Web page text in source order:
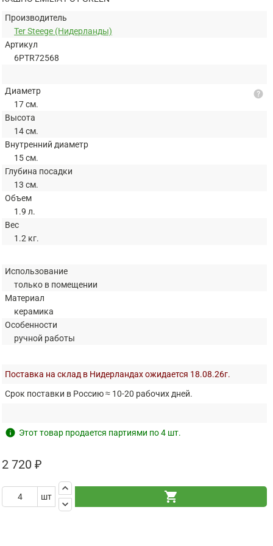
Производитель
Ter Steege (Нидерланды)
Артикул
6PTR72568
Диаметр
17 см.
Высота
14 см.
Внутренний диаметр
15 см.
Глубина посадки
13 см.
Объем
1.9 л.
Вес
1.2 кг.
help
Использование
только в помещении
Материал
керамика
Особенности
ручной работы
Поставка на склад в Нидерландах ожидается 18.08.26г.
Срок поставки в Россию ≈ 10-20 рабочих дней.
info Этот товар продается партиями по 4 шт.
2 720 ₽
шт
keyboard_arrow_up
keyboard_arrow_down
shopping_cart